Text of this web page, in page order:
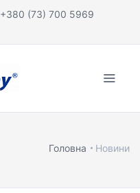
+380 (73) 700 5969
Головна Новини